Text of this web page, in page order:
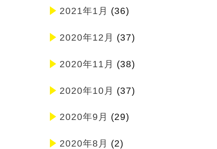
2021年1月 (36)
2020年12月 (37)
2020年11月 (38)
2020年10月 (37)
2020年9月 (29)
2020年8月 (2)